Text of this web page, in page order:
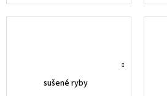
sušené ryby